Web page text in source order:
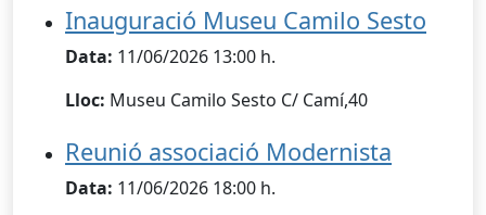
Inauguració Museu Camilo Sesto
Data: 11/06/2026 13:00 h.
Lloc: Museu Camilo Sesto C/ Camí,40
Reunió associació Modernista
Data: 11/06/2026 18:00 h.